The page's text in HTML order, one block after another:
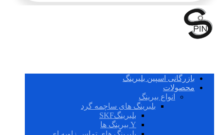
بازرگانی اسپین بلبرینگ
محصولات
انواع بیرینگ
بلبرینگ های ساچمه گرد
بلبرینگSKF
Y بیرینگ ها